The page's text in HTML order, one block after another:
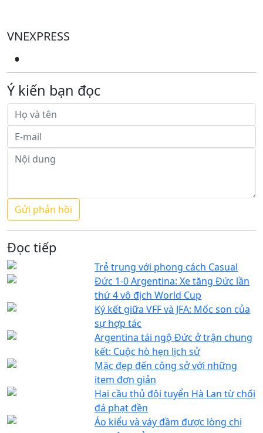
VNEXPRESS
Ý kiến bạn đọc
Đọc tiếp
Trẻ trung với phong cách Casual
Đức 1-0 Argentina: Xe tăng Đức lần
thứ 4 vô địch World Cup
Ký kết giữa VFF và JFA: Mốc son của
sự hợp tác
Argentina tái ngộ Đức ở trận chung
kết: Cuộc hò hẹn lịch sử
Mặc đẹp đến công sở với những
item đơn giản
Hai cầu thủ đội tuyển Hà Lan từ chối
đá phạt đền
Áo kiểu và váy đầm được lòng chị